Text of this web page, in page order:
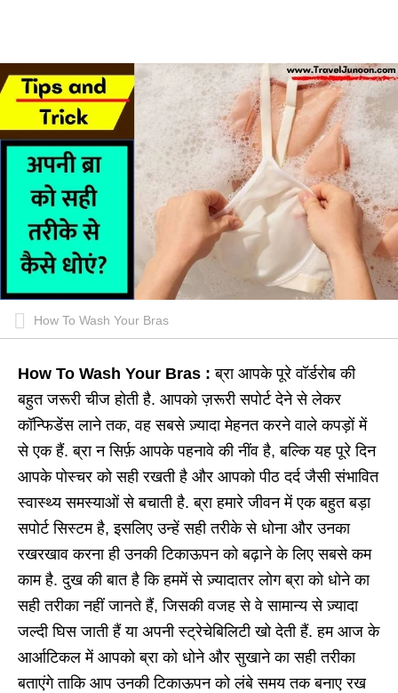
How To Wash Your Bras
How To Wash Your Bras : ब्रा आपके पूरे वॉर्डरोब की
बहुत जरूरी चीज होती है. आपको ज़रूरी सपोर्ट देने से लेकर
कॉन्फिडेंस लाने तक, वह सबसे ज़्यादा मेहनत करने वाले कपड़ों में
से एक हैं. ब्रा न सिर्फ़ आपके पहनावे की नींव है, बल्कि यह पूरे दिन
आपके पोस्चर को सही रखती है और आपको पीठ दर्द जैसी संभावित
स्वास्थ्य समस्याओं से बचाती है. ब्रा हमारे जीवन में एक बहुत बड़ा
सपोर्ट सिस्टम है, इसलिए उन्हें सही तरीके से धोना और उनका
रखरखाव करना ही उनकी टिकाऊपन को बढ़ाने के लिए सबसे कम
काम है. दुख की बात है कि हममें से ज़्यादातर लोग ब्रा को धोने का
सही तरीका नहीं जानते हैं, जिसकी वजह से वे सामान्य से ज़्यादा
जल्दी घिस जाती हैं या अपनी स्ट्रेचेबिलिटी खो देती हैं. हम आज के
आर्आटिकल में आपको ब्रा को धोने और सुखाने का सही तरीका
बताएंगे ताकि आप उनकी टिकाऊपन को लंबे समय तक बनाए रख